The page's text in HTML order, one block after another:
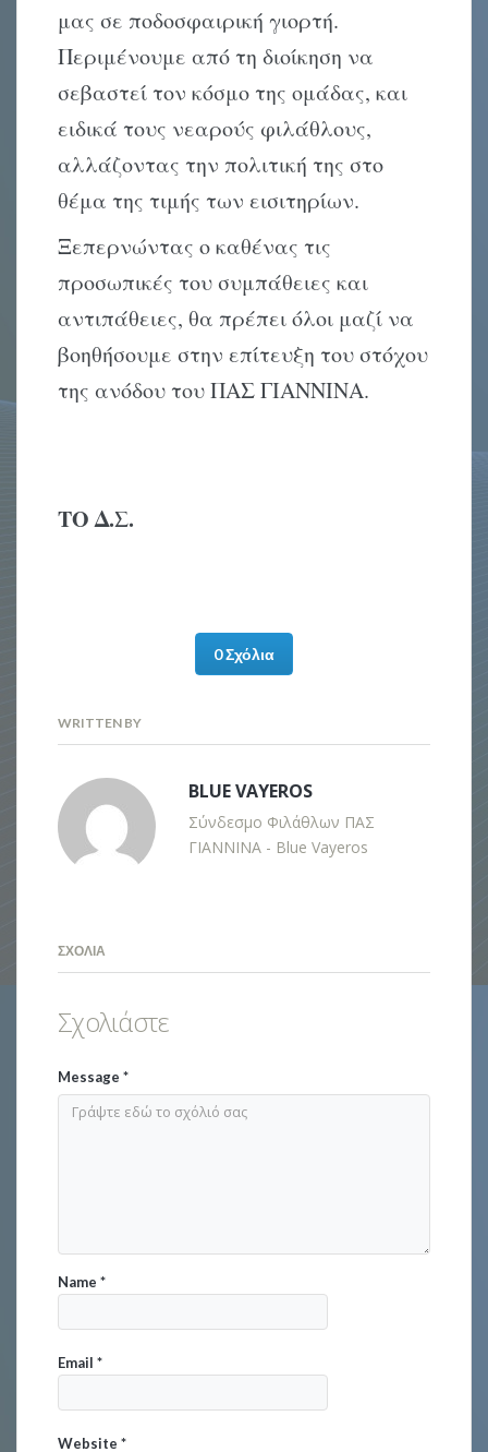
μας σε ποδοσφαιρική γιορτή.
Περιμένουμε από τη διοίκηση να
σεβαστεί τον κόσμο της ομάδας, και
ειδικά τους νεαρούς φιλάθλους,
αλλάζοντας την πολιτική της στο
θέμα της τιμής των εισιτηρίων.
Ξεπερνώντας ο καθένας τις
προσωπικές του συμπάθειες και
αντιπάθειες, θα πρέπει όλοι μαζί να
βοηθήσουμε στην επίτευξη του στόχου
της ανόδου του ΠΑΣ ΓΙΑΝΝΙΝΑ.
ΤΟ Δ.Σ.
0 Σχόλια
WRITTEN BY
BLUE VAYEROS
Σύνδεσμο Φιλάθλων ΠΑΣ
ΓΙΑΝΝΙΝΑ - Blue Vayeros
ΣΧΌΛΙΑ
Σχολιάστε
Message*
Name*
Email*
Website*